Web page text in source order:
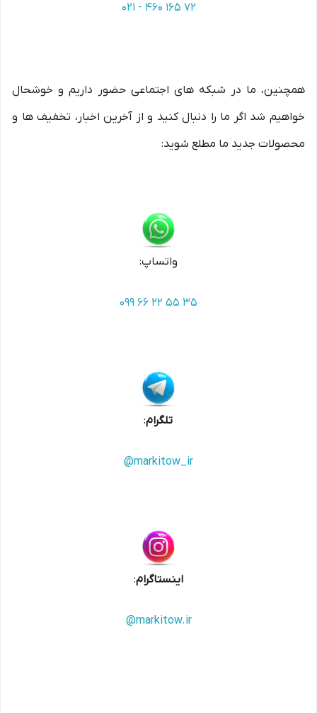
021 - 460 165 72
همچنین، ما در شبکه های اجتماعی حضور داریم و خوشحال
خواهیم شد اگر ما را دنبال کنید و از آخرین اخبار، تخفیف ها و
محصولات جدید ما مطلع شوید:
واتساپ:
099 66 22 55 35
تلگرام:
@markitow_ir
اینستاگرام:
@markitow.ir